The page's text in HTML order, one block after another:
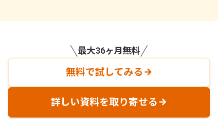
最大36ヶ月無料
無料で試してみる
詳しい資料を取り寄せる